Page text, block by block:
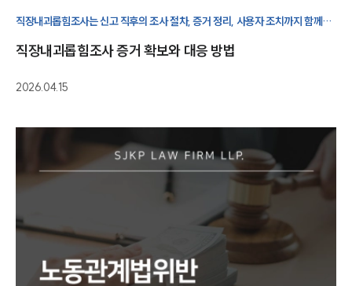
노동산재전문변호사
소식/자료
법률 블로그
법률서식
뉴스레터/브로슈어
세미나
대륜법률상담예약
대륜법률상담예약
직장내괴롭힘조사는 신고 직후의 조사 절차, 증거 정리, 사용자 조치까지 함께
직장내괴롭힘조사 증거 확보와 대응 방법
2026.04.15